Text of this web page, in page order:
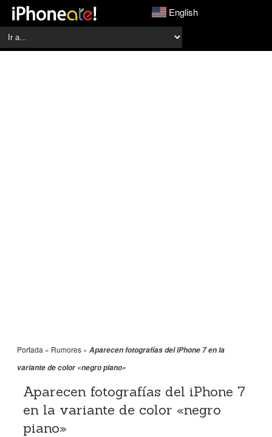
English
Portada » Rumores » Aparecen fotografías del iPhone 7 en la
variante de color «negro piano»
Aparecen fotografías del iPhone 7
en la variante de color «negro
piano»